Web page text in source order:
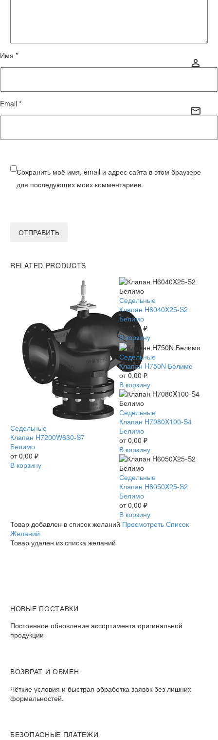
Имя *
Email *
Сохранить моё имя, email и адрес сайта в этом браузере
для последующих моих комментариев.
ОТПРАВИТЬ
RELATED PRODUCTS
Клапан
H7200W630-
S7
Белимо
Седельные
Клапан H7200W630-S7
Белимо
от0,00 ₽
В корзину
Клапан
H6040X25-
S2
Белимо
Седельные
Клапан H6040X25-S2
Белимо
0,00₽
В корзину
Клапан
H750N
Белимо
Седельные
Клапан H750N Белимо
от0,00 ₽
В корзину
Клапан
H7080X100-
S4
Белимо
Седельные
Клапан H7080X100-S4
Белимо
от0,00 ₽
В корзину
Клапан
H6050X25-
S2
Белимо
Седельные
Клапан H6050X25-S2
Белимо
от0,00 ₽
В корзину
Товар добавлен в список желаний Просмотреть Список
Желаний
Товар удален из списка желаний
НОВЫЕ ПОСТАВКИ
Постоянное обновление ассортимента оригинальной
продукции
ВОЗВРАТ И ОБМЕН​
Чёткие условия и быстрая обработка заявок без лишних
формальностей.​
БЕЗОПАСНЫЕ ПЛАТЕЖИ​